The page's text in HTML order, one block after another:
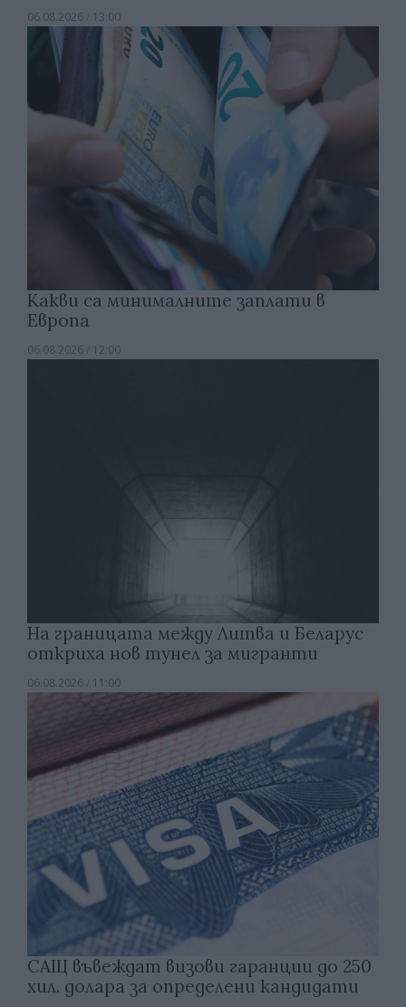
06.08.2026 / 13:00
Какви са минималните заплати в
Европа
06.08.2026 / 12:00
На границата между Литва и Беларус
откриха нов тунел за мигранти
06.08.2026 / 11:00
САЩ въвеждат визови гаранции до 250
хил. долара за определени кандидати